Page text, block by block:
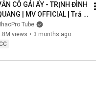
CÔ GÁI ẤY - TRỊNH ĐÌNH
| MV OFFICIAL | Trả
Em Quá Khứ Đau Lòng
Lỗi Vì Làm Em Khóc
Tube
views • 3 months ago